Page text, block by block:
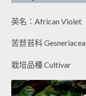
英名：African Violet
苦苣苔科
栽培品種 Cultivar